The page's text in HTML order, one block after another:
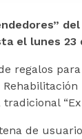
el lunes 23
regalos
de